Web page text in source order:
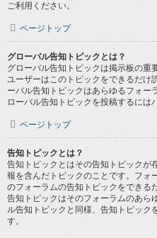
ご利用ください。
ページトップ
グローバル告知トピックとは？
グローバル告知トピックは掲示板の重
ユーザーはこのトピックをできるだけ
ーバル告知トピックはあらゆるフォー
ローバル告知トピックを投稿するには
ページトップ
告知トピックとは？
告知トピックとはその告知トピックが
報を含んだトピックのことです。フォ
のフォーラムの告知トピックをできる
告知トピックはそのフォーラムのあら
ル告知トピックと同様、告知トピック
す。